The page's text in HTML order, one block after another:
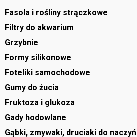
Fasola i rośliny strączkowe
Filtry do akwarium
Grzybnie
Formy silikonowe
Foteliki samochodowe
Gumy do żucia
Fruktoza i glukoza
Gady hodowlane
Gąbki, zmywaki, druciaki do naczyń